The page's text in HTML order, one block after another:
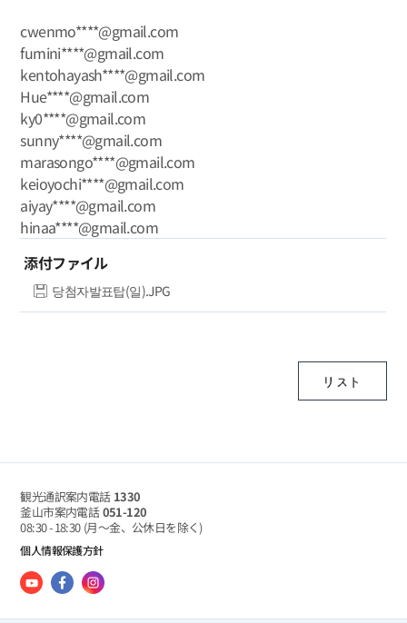
cwenmo****@gmail.com
fumini****@gmail.com
kentohayash****@gmail.com
Hue****@gmail.com
ky0****@gmail.com
sunny****@gmail.com
marasongo****@gmail.com
keioyochi****@gmail.com
aiyay****@gmail.com
hinaa****@gmail.com
添付ファイル
당첨자발표탑(일).JPG
観光通訳案内電話 1330
釜山市案内電話051-120
08:30 - 18:30 (月～金、公休日を除く)
個人情報保護方針